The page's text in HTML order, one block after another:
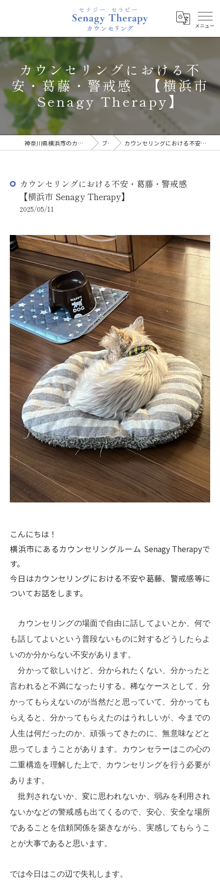
カウンセリングにおける不
安・葛藤・警戒感 【横浜市
Senagy Therapy】
神奈川県横浜市のカウンセリングならSenagy Therapy ブログ カウンセリングにおける不安・葛藤・警戒感 【横浜市 Senagy Therapy】
カウンセリングにおける不安・葛藤・警戒感
【横浜市 Senagy Therapy】
2025/05/11
こんにちは！
横浜市にあるカウンセリングルーム Senagy Therapyで
す。
今日はカウンセリングにおける不安や葛藤、警戒感等に
ついてお話をします。
カウンセリングの場面で自由に話してよいとか、何で
も話してよいという普段ないものに対するどうしたらよ
いのか分からない不安があります。
分かって欲しいけど、分かられたくない、分かったと
言われると不満になったりする。稀なケースとして、分
かってもらえないのが当然だと思っていて、分かっても
らえると、分かってもらえたのはうれしいが、今までの
人生は何だったのか、頑張ってきたのに、無意味などと
思ってしまうことがあります。カウンセラーはこの心の
二重構造を理解した上で、カウンセリングを行う必要が
あります。
批判されないか、変に思われないか、弱みを利用され
ないかなどの警戒感も出てくるので、安心、安全な場所
であることを信頼関係を築きながら、実感してもらうこ
とが大事であると思います。
では今日はこの辺で失礼します。